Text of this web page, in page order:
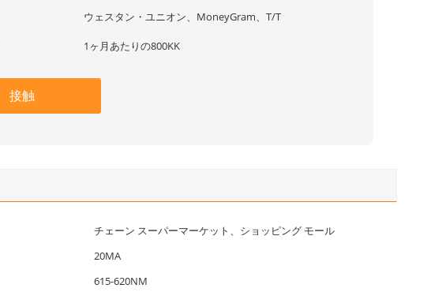
ウェスタン・ユニオン、MoneyGram、T/T
1ヶ月あたりの800KK
接触
チェーン スーパーマーケット、ショッピング モール
20MA
615-620NM